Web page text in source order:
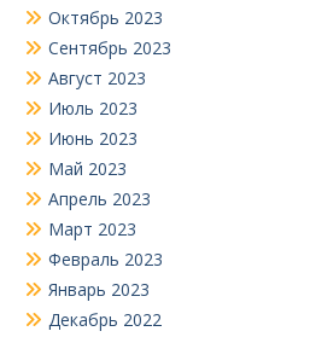
Октябрь 2023
Сентябрь 2023
Август 2023
Июль 2023
Июнь 2023
Май 2023
Апрель 2023
Март 2023
Февраль 2023
Январь 2023
Декабрь 2022